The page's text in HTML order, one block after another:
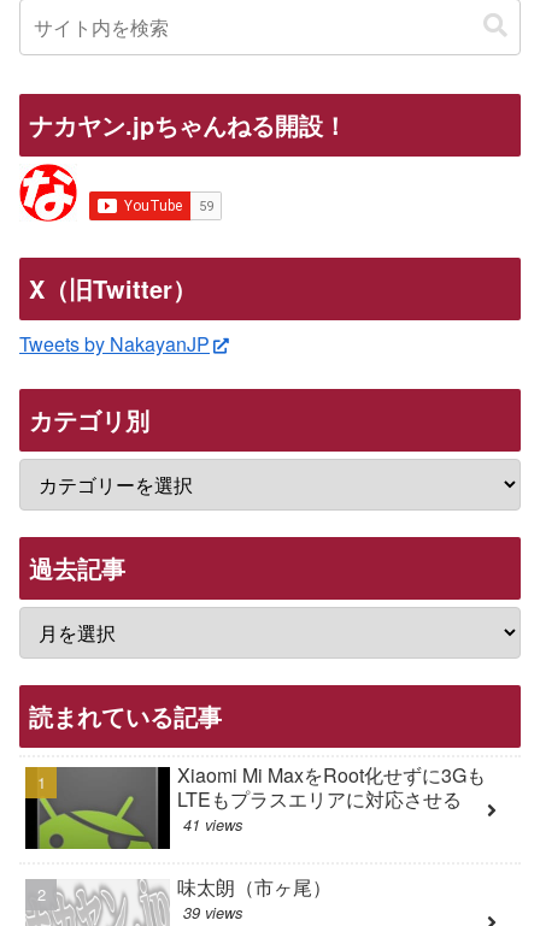
ナカヤン.jpちゃんねる開設！
X（旧Twitter）
Tweets by NakayanJP
カテゴリ別
過去記事
読まれている記事
Xiaomi Mi MaxをRoot化せずに3Gも
LTEもプラスエリアに対応させる
41 views
味太朗（市ヶ尾）
39 views